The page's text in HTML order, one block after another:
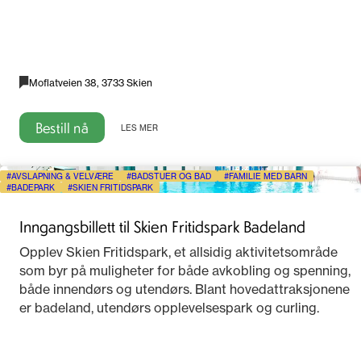
Moflatveien 38, 3733 Skien
Bestill nå LES MER
AVSLAPNING & VELVÆRE BADSTUER OG BAD
FAMILIE MED BARN
BADEPARK
SKIEN FRITIDSPARK
Inngangsbillett til Skien Fritidspark Badeland
Opplev Skien Fritidspark, et allsidig aktivitetsområde
som byr på muligheter for både avkobling og spenning,
både innendørs og utendørs. Blant hovedattraksjonene
er badeland, utendørs opplevelsespark og curling.